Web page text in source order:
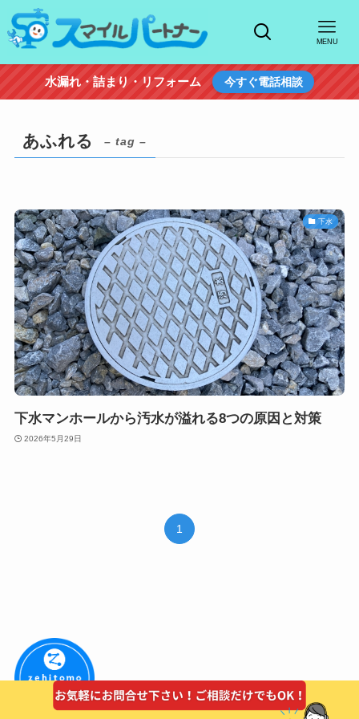
MENU
水漏れ・詰まり・リフォーム 今すぐ電話相談
あふれる – tag –
下水
下水マンホールから汚水が溢れる8つの原因と対策
2026年5月29日
1